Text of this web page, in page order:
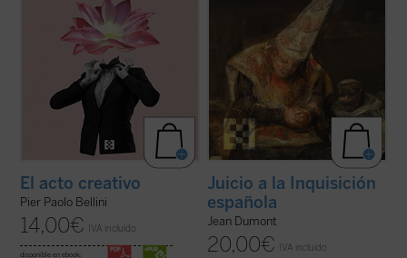
El acto creativo
Pier Paolo Bellini
14,00€ IVA incluido
disponible en ebook:
Juicio a la Inquisición
española
Jean Dumont
20,00€ IVA incluido